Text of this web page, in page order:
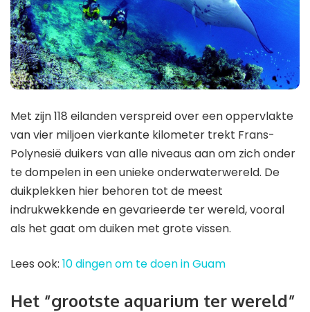
Met zijn 118 eilanden verspreid over een oppervlakte
van vier miljoen vierkante kilometer trekt Frans-
Polynesië duikers van alle niveaus aan om zich onder
te dompelen in een unieke onderwaterwereld. De
duikplekken hier behoren tot de meest
indrukwekkende en gevarieerde ter wereld, vooral
als het gaat om duiken met grote vissen.
Lees ook: 10 dingen om te doen in Guam
Het “grootste aquarium ter wereld”